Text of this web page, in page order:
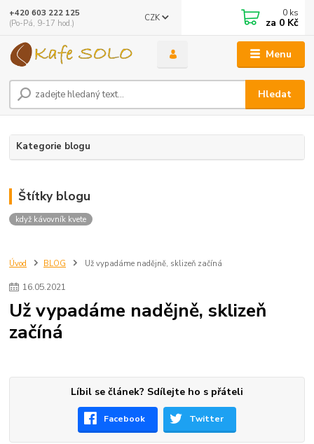
Menu
CZK
Hledat
+420 603 222 125
(Po-Pá, 9-17 hod.)
0 ks
za 0 Kč
Kategorie blogu
Štítky blogu
když kávovník kvete
Úvod BLOG Už vypadáme nadějně, sklizeň začíná
16.05.2021
Už vypadáme nadějně, sklizeň
začíná
Líbil se článek? Sdílejte ho s přáteli
Facebook Twitter